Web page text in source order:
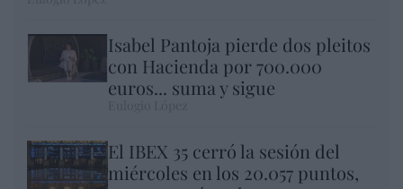
Isabel Pantoja pierde dos pleitos
con Hacienda por 700.000
euros... suma y sigue
El IBEX 35 cerró la sesión del
miércoles en los 20.057 puntos,